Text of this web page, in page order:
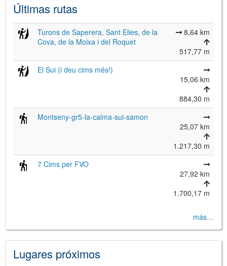
Últimas rutas
Turons de Saperera, Sant Elies, de la
Cova, de la Moixa i del Roquet
8,64 km
517,77 m
El Sui (i deu cims més!)
15,06 km
884,30 m
Montseny-gr5-la-calma-sui-samon
25,07 km
1.217,30 m
7 Cims per FVO
27,92 km
1.700,17 m
más…
Lugares próximos